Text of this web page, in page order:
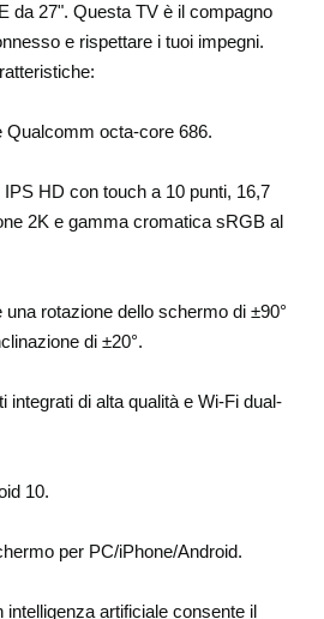
da 27". Questa TV è il compagno
e rispettare i tuoi impegni.
Qualcomm octa-core 686.
HD con touch a 10 punti, 16,7
2K e gamma cromatica sRGB al
rotazione dello schermo di ±90°
di ±20°.
integrati di alta qualità e Wi-Fi dual-
10.
per PC/iPhone/Android.
intelligenza artificiale consente il